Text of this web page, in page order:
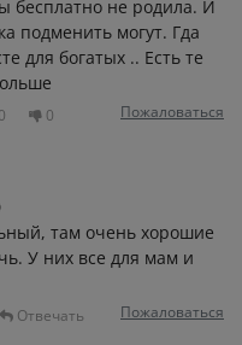
бесплатно не родила. И
подменить могут. Гда
для богатых .. Есть те
0 0 Пожаловаться
там очень хорошие
У них все для мам и
Отвечать Пожаловаться